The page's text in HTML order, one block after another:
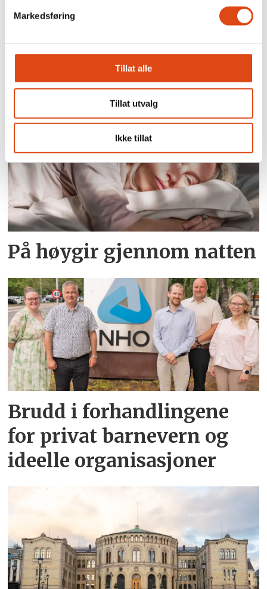
Markedsføring
Tillat alle
Tillat utvalg
Ikke tillat
Joakim Aadland: – Vi
trenger et organisert
kulturliv
På høygir gjennom natten
Brudd i forhandlingene
for privat barnevern og
ideelle organisasjoner